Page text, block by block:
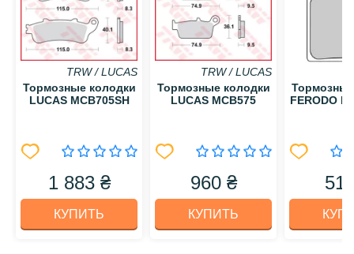
TRW / LUCAS
Тормозные колодки
LUCAS MCB705SH
1 883 ₴
КУПИТЬ
TRW / LUCAS
Тормозные колодки
LUCAS MCB575
960 ₴
КУПИТЬ
FERODO